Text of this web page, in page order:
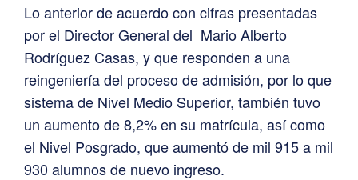
Lo anterior de acuerdo con cifras presentadas
por el Director General del Mario Alberto
Rodríguez Casas, y que responden a una
reingeniería del proceso de admisión, por lo que
sistema de Nivel Medio Superior, también tuvo
un aumento de 8,2% en su matrícula, así como
el Nivel Posgrado, que aumentó de mil 915 a mil
930 alumnos de nuevo ingreso.